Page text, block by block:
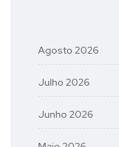
Agosto 2026
Julho 2026
Junho 2026